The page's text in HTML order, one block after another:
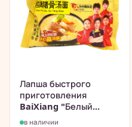
Лапша быстрого
приготовления
BaiXiang "Белый...
в наличии